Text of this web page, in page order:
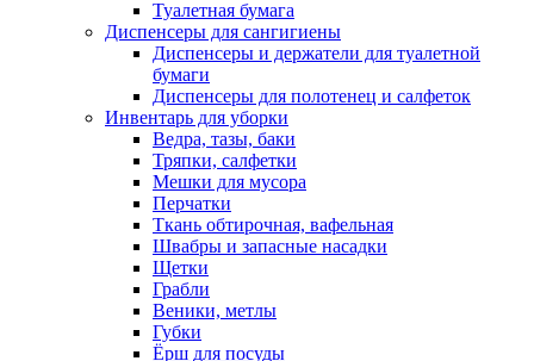
Туалетная бумага
Диспенсеры для сангигиены
Диспенсеры и держатели для туалетной
бумаги
Диспенсеры для полотенец и салфеток
Инвентарь для уборки
Ведра, тазы, баки
Тряпки, салфетки
Мешки для мусора
Перчатки
Ткань обтирочная, вафельная
Швабры и запасные насадки
Щетки
Грабли
Веники, метлы
Губки
Ёрш для посуды